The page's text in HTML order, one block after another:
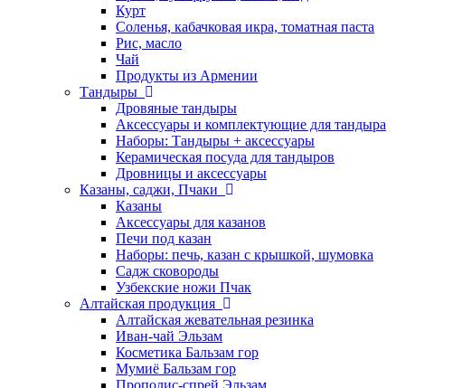
Курт
Соленья, кабачковая икра, томатная паста
Рис, масло
Чай
Продукты из Армении
Тандыры
Дровяные тандыры
Аксессуары и комплектующие для тандыра
Наборы: Тандыры + аксессуары
Керамическая посуда для тандыров
Дровницы и аксессуары
Казаны, саджи, Пчаки
Казаны
Аксессуары для казанов
Печи под казан
Наборы: печь, казан с крышкой, шумовка
Садж сковороды
Узбекские ножи Пчак
Алтайская продукция
Алтайская жевательная резинка
Иван-чай Эльзам
Косметика Бальзам гор
Мумиё Бальзам гор
Прополис-спрей Эльзам